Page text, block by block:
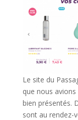
Le site du
que nous
bien présentés.
sont au rendez-